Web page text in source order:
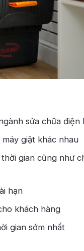
sửa chữa điện
giặt khác nhau
gian cũng như
hạn
khách hàng
gian sớm nhất